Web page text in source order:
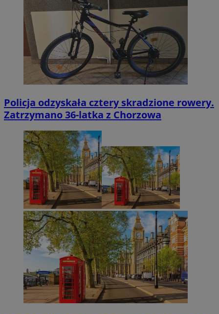
Policja odzyskała cztery skradzione rowery.
Zatrzymano 36-latka z Chorzowa